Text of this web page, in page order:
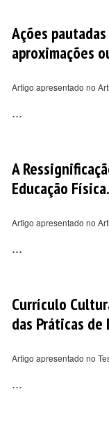
Ações
aproximações
Artigo apresentado no
...
A
Educação Física.
Artigo apresentado no
...
Currículo
das Práticas de
Artigo apresentado no
...